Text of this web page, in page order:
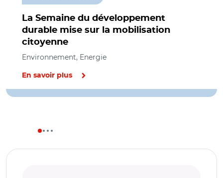
La Semaine du développement
durable mise sur la mobilisation
citoyenne
Environnement, Energie
En savoir plus